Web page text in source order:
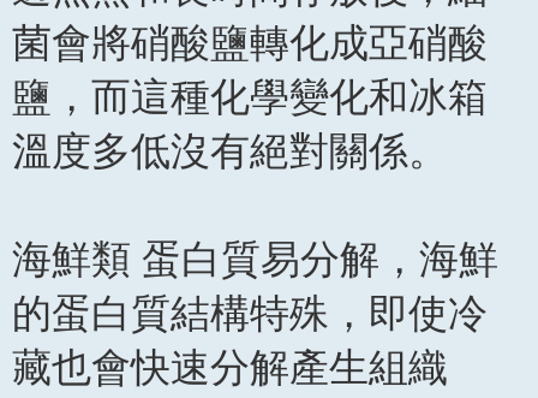
菌會將硝酸鹽轉化成亞硝酸
鹽，而這種化學變化和冰箱
溫度多低沒有絕對關係。
海鮮類 蛋白質易分解，海鮮
的蛋白質結構特殊，即使冷
藏也會快速分解產生組織